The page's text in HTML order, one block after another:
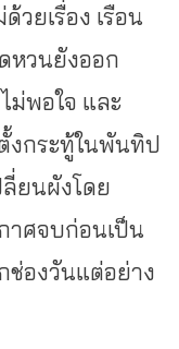
วยเรื่อง เรือน
หวนยังออก
ม่พอใจ และ
งกระทู้ในพันทิป
ลี่ยนผังโดย
าศจบก่อนเป็น
ช่องวันแต่อย่าง